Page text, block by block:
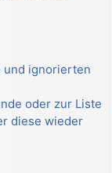
und ignorierten
oder zur Liste
diese wieder